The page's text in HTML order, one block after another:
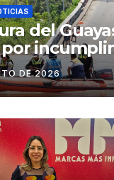
del
a la
en
del
Icaza
DE 2026